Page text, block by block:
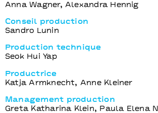
Anna Wagner, Alexandra Hennig
Conseil production
Sandro Lunin
Production technique
Seok Hui Yap
Productrice
Katja Armknecht, Anne Kleiner
Management production
Greta Katharina Klein, Paula Elena